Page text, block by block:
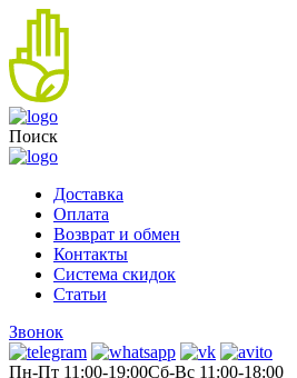
Поиск
Доставка
Оплата
Возврат и обмен
Контакты
Система скидок
Статьи
Звонок
Пн-Пт 11:00-19:00Cб-Вс 11:00-18:00